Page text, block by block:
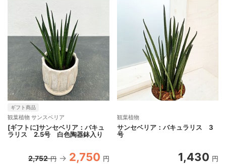
ギフト商品
観葉植物 サンスベリア
[ギフトに]サンセベリア：バキュ
ラリス 2.5号 白色陶器鉢入り
2,752 円 2,750 円
観葉植物
サンセベリア：バキュラリス 3
号
1,430 円